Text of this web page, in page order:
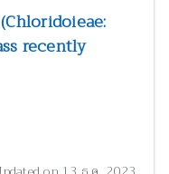
recently